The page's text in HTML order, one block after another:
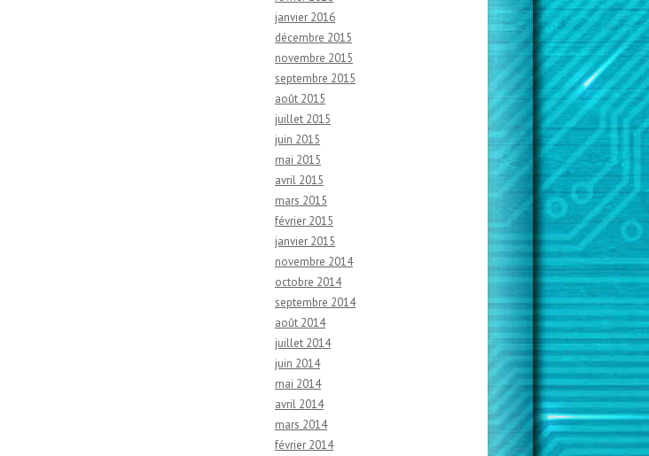
janvier 2016
décembre 2015
novembre 2015
septembre 2015
août 2015
juillet 2015
juin 2015
mai 2015
avril 2015
mars 2015
février 2015
janvier 2015
novembre 2014
octobre 2014
septembre 2014
août 2014
juillet 2014
juin 2014
mai 2014
avril 2014
mars 2014
février 2014